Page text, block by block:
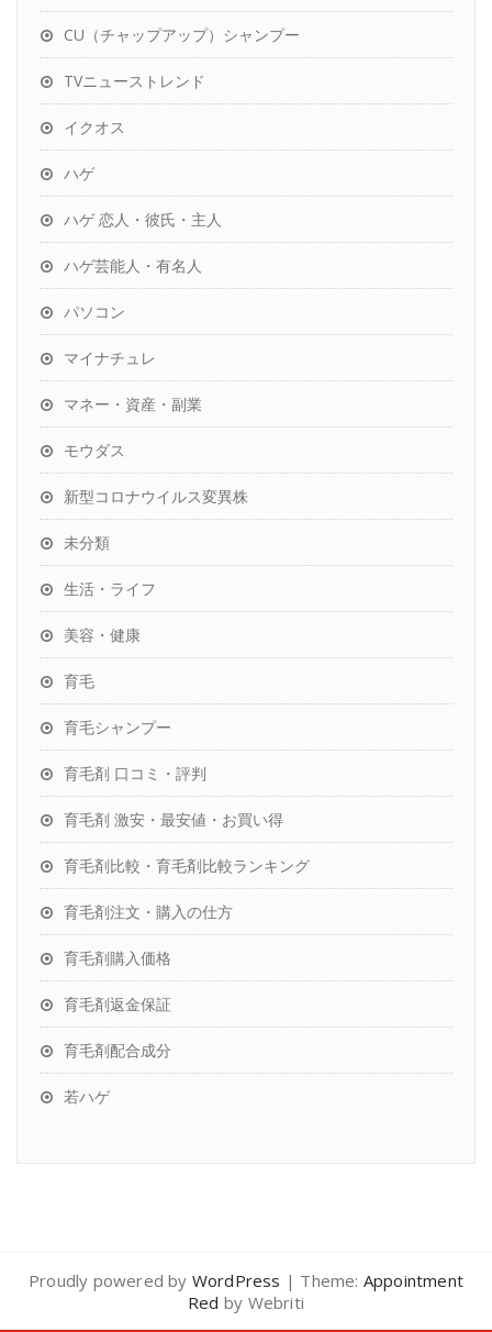
CU（チャップアップ）シャンプー
TVニューストレンド
イクオス
ハゲ
ハゲ 恋人・彼氏・主人
ハゲ芸能人・有名人
パソコン
マイナチュレ
マネー・資産・副業
モウダス
新型コロナウイルス変異株
未分類
生活・ライフ
美容・健康
育毛
育毛シャンプー
育毛剤 口コミ・評判
育毛剤 激安・最安値・お買い得
育毛剤比較・育毛剤比較ランキング
育毛剤注文・購入の仕方
育毛剤購入価格
育毛剤返金保証
育毛剤配合成分
若ハゲ
Proudly powered by WordPress | Theme: Appointment
Red by Webriti